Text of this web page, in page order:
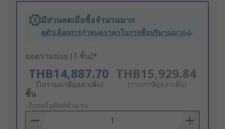
มีส่วนลดเมื่อซื้อจำนวนมาก
ดูตัวเลือกการกำหนดราคาในการซื้อปริมาณมาก
ยอดรวมย่อย (1 ชิ้น)*
THB14,887.70
(ไม่รวมภาษีมูลค่าเพิ่ม)
THB15,929.84
(รวมภาษีมูลค่าเพิ่ม)
Add
to
Basket
ชิ้น
เลือกหรือพิมพ์จำนวน